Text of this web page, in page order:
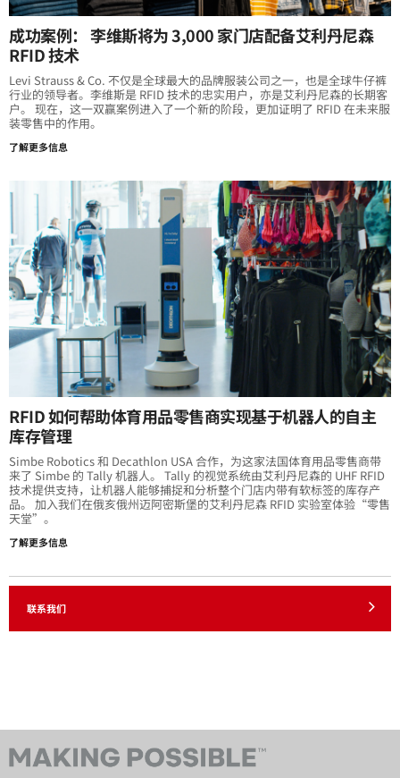
成功案例： 李维斯将为 3,000 家门店配备艾利丹尼森
RFID 技术
Levi Strauss & Co. 不仅是全球最大的品牌服装公司之一，也是全球牛仔裤
行业的领导者。李维斯是 RFID 技术的忠实用户，亦是艾利丹尼森的长期客
户。 现在，这一双赢案例进入了一个新的阶段，更加证明了 RFID 在未来服
装零售中的作用。
了解更多信息
RFID 如何帮助体育用品零售商实现基于机器人的自主
库存管理
Simbe Robotics 和 Decathlon USA 合作，为这家法国体育用品零售商带
来了 Simbe 的 Tally 机器人。 Tally 的视觉系统由艾利丹尼森的 UHF RFID
技术提供支持，让机器人能够捕捉和分析整个门店内带有软标签的库存产
品。 加入我们在俄亥俄州迈阿密斯堡的艾利丹尼森 RFID 实验室体验“零售
天堂”。
了解更多信息
联系我们